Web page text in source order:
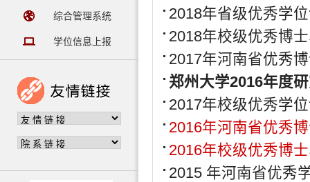
综合管理系统
学位信息上报
2018年省级优秀学
2018年校级优秀博
2017年河南省优秀
郑州大学2016年度
2017年校级优秀学
2016年河南省优秀
2016年校级优秀博
2015 年河南省优秀